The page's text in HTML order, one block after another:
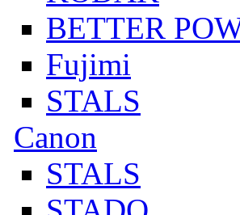
BETTER
Fujimi
STALS
Canon
STALS